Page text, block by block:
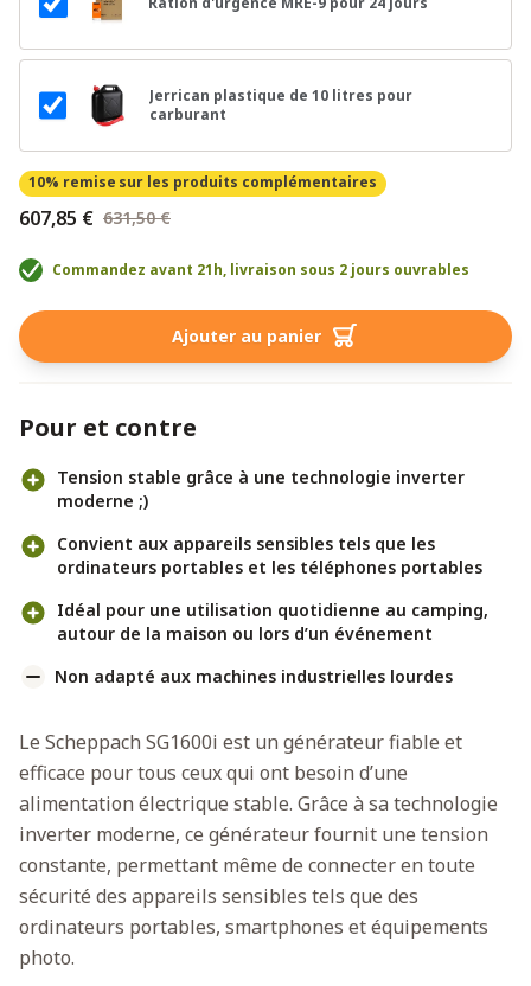
Jerrican plastique de 10 litres pour
carburant
10% remise sur les produits complémentaires
607,85 € 631,50 €
Commandez avant 21h, livraison sous 2 jours ouvrables
Ajouter au panier
Pour et contre
Tension stable grâce à une technologie inverter
moderne ;)
Convient aux appareils sensibles tels que les
ordinateurs portables et les téléphones portables
Idéal pour une utilisation quotidienne au camping,
autour de la maison ou lors d’un événement
Non adapté aux machines industrielles lourdes
Le Scheppach SG1600i est un générateur fiable et
efficace pour tous ceux qui ont besoin d’une
alimentation électrique stable. Grâce à sa technologie
inverter moderne, ce générateur fournit une tension
constante, permettant même de connecter en toute
sécurité des appareils sensibles tels que des
ordinateurs portables, smartphones et équipements
photo.